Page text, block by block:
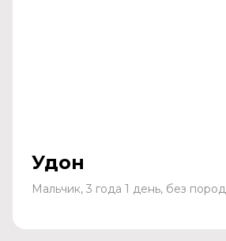
Удон
Мальчик, 3 года 1 день, без